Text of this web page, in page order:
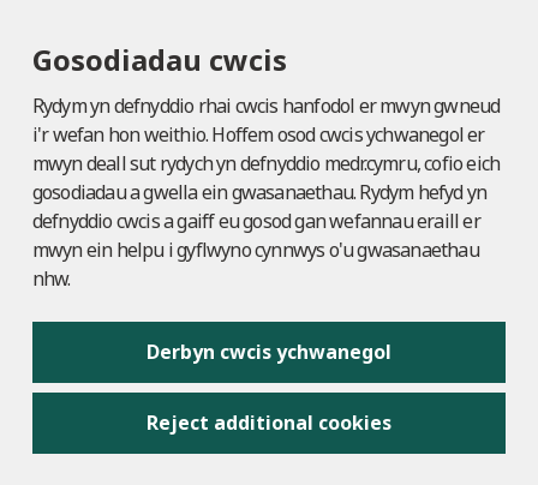
Gosodiadau cwcis
Rydym yn defnyddio rhai cwcis hanfodol er mwyn gwneud
i'r wefan hon weithio. Hoffem osod cwcis ychwanegol er
mwyn deall sut rydych yn defnyddio medr.cymru, cofio eich
gosodiadau a gwella ein gwasanaethau. Rydym hefyd yn
defnyddio cwcis a gaiff eu gosod gan wefannau eraill er
mwyn ein helpu i gyflwyno cynnwys o'u gwasanaethau
nhw.
Derbyn cwcis ychwanegol
Reject additional cookies